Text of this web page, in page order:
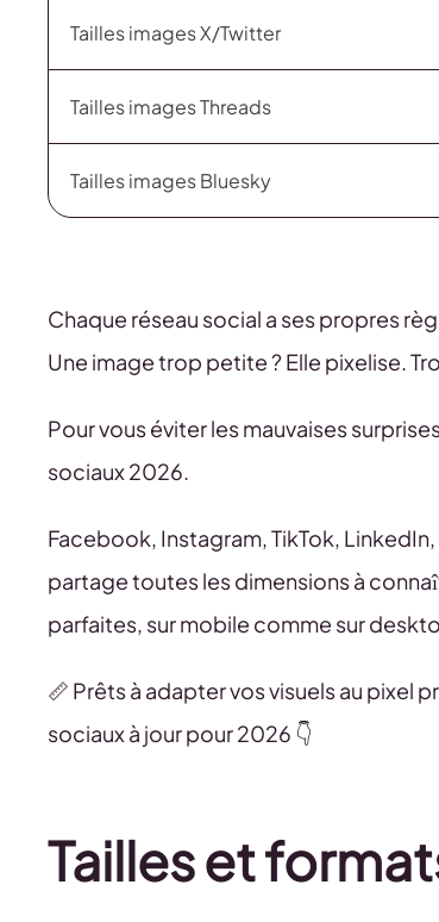
Tailles images X/Twitter
Tailles images Threads
Tailles images Bluesky
Chaque réseau social a ses propres
Une image trop petite ? Elle pixelise.
Pour vous éviter les mauvaises
sociaux 2026.
Facebook, Instagram, TikTok,
partage toutes les dimensions à
parfaites, sur mobile comme sur
📏 Prêts à adapter vos visuels au pixel
sociaux à jour pour 2026 👇
Tailles et